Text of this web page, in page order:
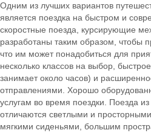
Одним из лучших вариантов
является поездка на быстром и
скоростные поезда, курсирующие
разработаны таким образом, чтобы
что им может понадобиться для
несколько классов на выбор,
занимает около часов) и
отправлениями. Хорошо
услугам во время поездки. Поезда
отличаются светлыми и
мягкими сиденьями, большим